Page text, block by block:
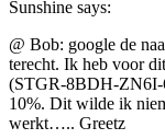
Sunshine says:
@ Bob: google de
terecht. Ik heb voor
(STGR-8BDH-ZN6I-
10%. Dit wilde ik
werkt….. Greetz